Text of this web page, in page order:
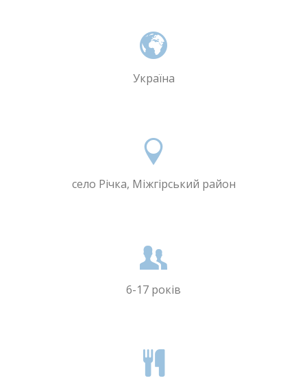
Україна
село Річка, Міжгірський район
6-17 років